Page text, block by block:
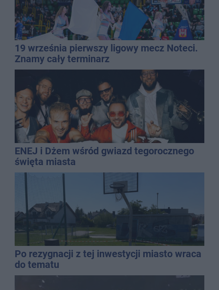
19 września pierwszy ligowy mecz Noteci.
Znamy cały terminarz
ENEJ i Dżem wśród gwiazd tegorocznego
święta miasta
Po rezygnacji z tej inwestycji miasto wraca
do tematu